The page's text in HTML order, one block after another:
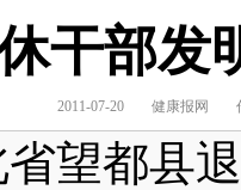
干部发
2011-07-20 健康报网
望都县